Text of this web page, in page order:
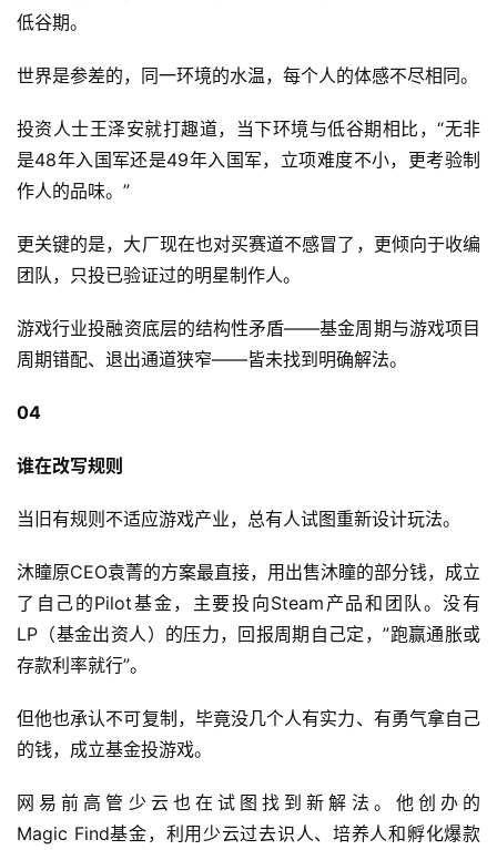
低谷期。
世界是参差的，同一环境的水温，每个人的体感不尽相同。
投资人士王泽安就打趣道，当下环境与低谷期相比，“无非
是48年入国军还是49年入国军，立项难度不小，更考验制
作人的品味。”
更关键的是，大厂现在也对买赛道不感冒了，更倾向于收编
团队，只投已验证过的明星制作人。
游戏行业投融资底层的结构性矛盾——基金周期与游戏项目
周期错配、退出通道狭窄——皆未找到明确解法。
04
谁在改写规则
当旧有规则不适应游戏产业，总有人试图重新设计玩法。
沐瞳原CEO袁菁的方案最直接，用出售沐瞳的部分钱，成立
了自己的Pilot基金，主要投向Steam产品和团队。没有
LP（基金出资人）的压力，回报周期自己定，”跑赢通胀或
存款利率就行”。
但他也承认不可复制，毕竟没几个人有实力、有勇气拿自己
的钱，成立基金投游戏。
网易前高管少云也在试图找到新解法。他创办的
Magic Find基金，利用少云过去识人、培养人和孵化爆款